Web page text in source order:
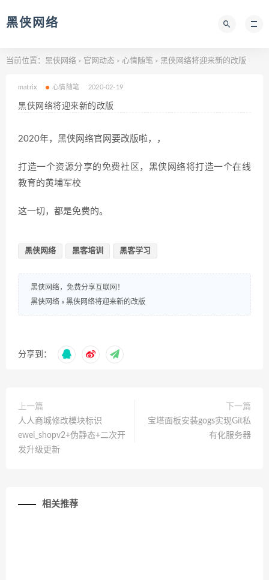
黑侠网络
当前位置： 黑侠网络 > 官网动态 > 心情随笔 > 黑侠网络将迎来新的改版
matrix 心情随笔 2020-02-19
黑侠网络将迎来新的改版
2020年，黑侠网络官网要改版啦，，
打造一个资源分享的免费社区，黑侠网络将打造一个在线
教育的黄埔军校
这一切，都是免费的。
黑侠网络 黑客培训 黑客学习
黑侠网络，免费分享互联网！
黑侠网络 » 黑侠网络将迎来新的改版
分享到：
上一篇
人人商城修改模块标识
ewei_shopv2+伪静态+二次开
发升级更新
下一篇
宝塔面板安装gogs实现Git私
有化服务器
相关推荐